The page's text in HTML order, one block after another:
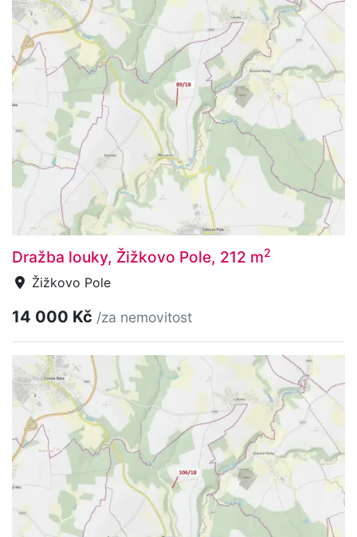
Dražba louky, Žižkovo Pole, 212 m2
Žižkovo Pole
14 000 Kč /za nemovitost